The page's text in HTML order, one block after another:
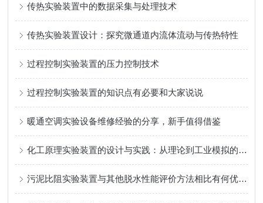
传热实验装置中的数据采集与处理技术
传热实验装置设计：探究微通道内流体流动与传热特性
过程控制实验装置的压力控制技术
过程控制实验装置的知识点有必要和大家说说
暖通空调实验设备维修经验的分享，新手值得借鉴
化工原理实验装置的设计与实践：从理论到工业模拟的桥梁
污泥比阻实验装置与其他脱水性能评价方法相比有何优势？